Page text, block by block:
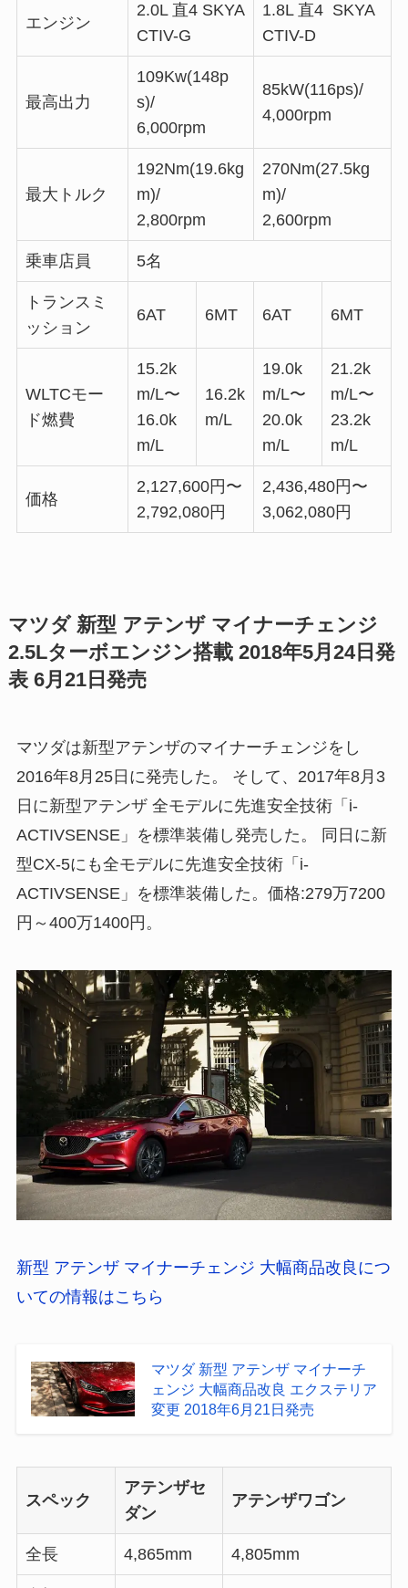
エンジン
2.0L 直4 SKYA
CTIV-G
1.8L 直4 SKYA
CTIV-D
最高出力
109Kw(148p
s)/
6,000rpm
85kW(116ps)/
4,000rpm
最大トルク
192Nm(19.6kg
m)/
2,800rpm
270Nm(27.5kg
m)/
2,600rpm
乗車店員 5名
トランスミ
ッション
6AT 6MT 6AT 6MT
WLTCモー
ド燃費
15.2k
m/L〜
16.0k
m/L
16.2k
m/L
19.0k
m/L〜
20.0k
m/L
21.2k
m/L〜
23.2k
m/L
価格
2,127,600円〜
2,792,080円
2,436,480円〜
3,062,080円
マツダ 新型 アテンザ マイナーチェンジ
2.5Lターボエンジン搭載 2018年5月24日発
表 6月21日発売
マツダは新型アテンザのマイナーチェンジをし
2016年8月25日に発売した。 そして、2017年8月3
日に新型アテンザ 全モデルに先進安全技術「i-
ACTIVSENSE」を標準装備し発売した。 同日に新
型CX-5にも全モデルに先進安全技術「i-
ACTIVSENSE」を標準装備した。価格:279万7200
円～400万1400円。
新型 アテンザ マイナーチェンジ 大幅商品改良につ
いての情報はこちら
マツダ 新型 アテンザ マイナーチ
ェンジ 大幅商品改良 エクステリア
変更 2018年6月21日発売
スペック
アテンザセ
ダン
アテンザワゴン
全長 4,865mm 4,805mm